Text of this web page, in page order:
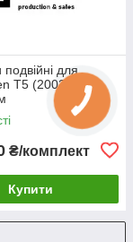
подвійні для
T5 (2003-2009)
₴/комплект
Купити